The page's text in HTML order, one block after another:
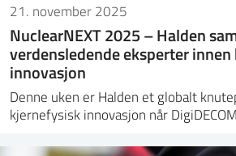
21. november 2025
NuclearNEXT 2025 – Halden
verdensledende eksperter
innovasjon
Denne uken er Halden et globalt
kjernefysisk innovasjon når